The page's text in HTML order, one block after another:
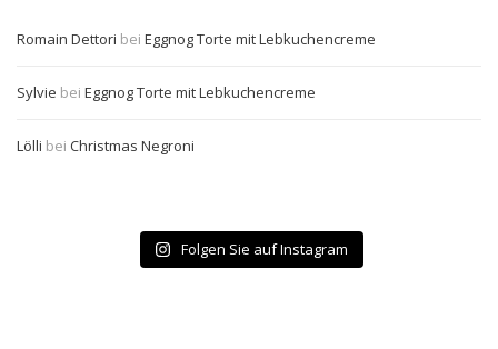
Romain Dettori bei Eggnog Torte mit Lebkuchencreme
Sylvie bei Eggnog Torte mit Lebkuchencreme
Lölli bei Christmas Negroni
Folgen Sie auf Instagram